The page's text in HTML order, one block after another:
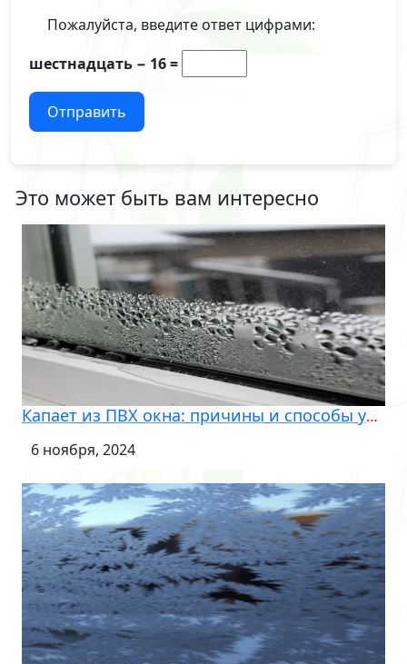
Пожалуйста, введите ответ цифрами:
шестнадцать − 16 =
Отправить
Это может быть вам интересно
Капает из ПВХ окна: причины и способы устранения
6 ноября, 2024